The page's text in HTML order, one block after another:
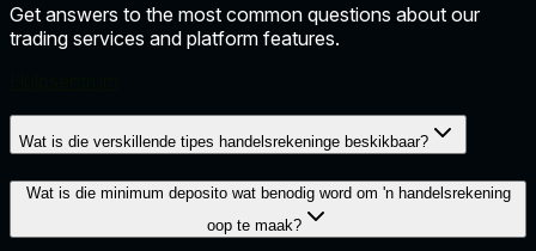
Get answers to the most common questions about our
trading services and platform features.
Wat is die verskillende tipes handelsrekeninge beskikbaar?
Wat is die minimum deposito wat benodig word om 'n handelsrekening
oop te maak?